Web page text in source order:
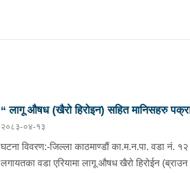
“ लागू औषध (खैरो हिरोइन) सहित मानिसहरु
२०८३-०४-१३
घटना विवरण:-जिल्ला काठमाण्डौं का.म.न.पा. वडा नं.
लगायतका वडा एरियामा लागू औषध खैरो हिरोईन